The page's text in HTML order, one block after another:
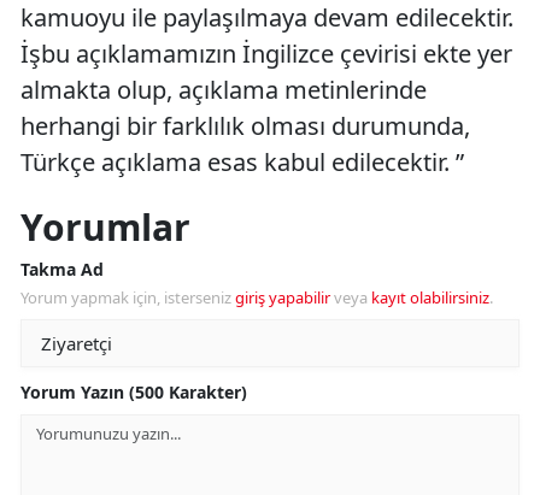
kamuoyu ile paylaşılmaya devam edilecektir.
İşbu açıklamamızın İngilizce çevirisi ekte yer
almakta olup, açıklama metinlerinde
herhangi bir farklılık olması durumunda,
Türkçe açıklama esas kabul edilecektir. ”
Yorumlar
Takma Ad
Yorum yapmak için, istersenizgiriş yapabilirveya kayıt olabilirsiniz.
Yorum Yazın (500 Karakter)